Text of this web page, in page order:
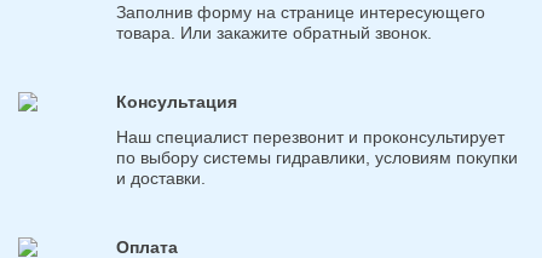
Заполнив форму на странице интересующего
товара. Или закажите обратный звонок.
Консультация
Наш специалист перезвонит и проконсультирует
по выбору системы гидравлики, условиям покупки
и доставки.
Оплата